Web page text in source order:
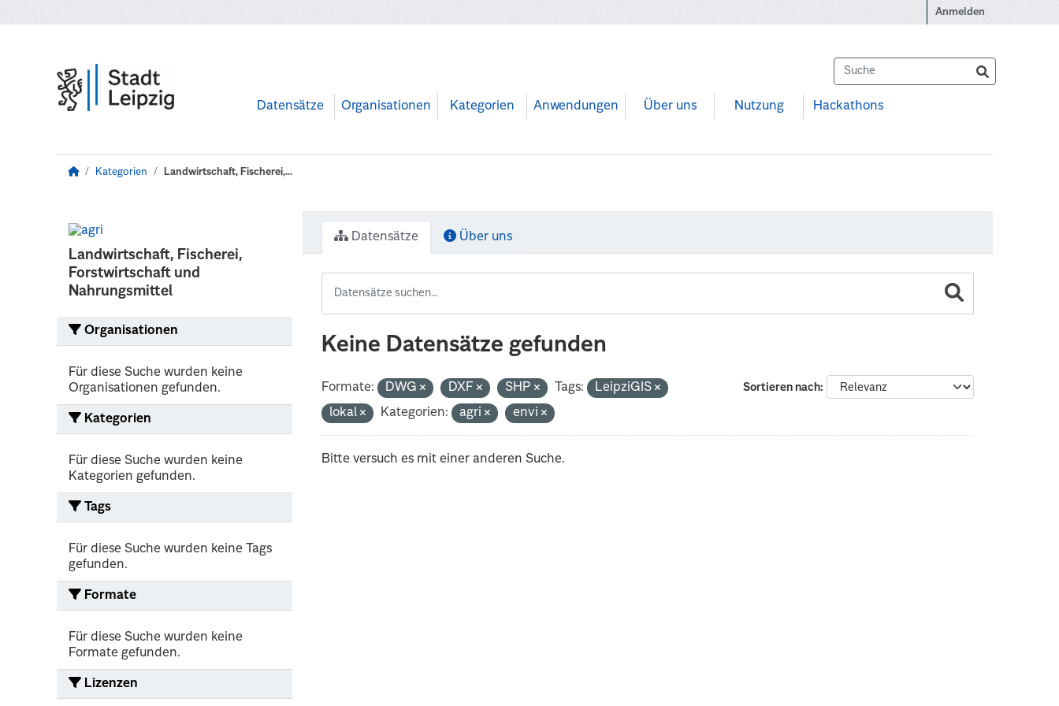
Anmelden
Datensätze Organisationen Kategorien Anwendungen Über uns Nutzung Hackathons
Kategorien Landwirtschaft, Fischerei,...
Landwirtschaft, Fischerei,
Forstwirtschaft und
Nahrungsmittel
Organisationen
Für diese Suche wurden keine
Organisationen gefunden.
Kategorien
Für diese Suche wurden keine
Kategorien gefunden.
Tags
Für diese Suche wurden keine Tags
gefunden.
Formate
Für diese Suche wurden keine
Formate gefunden.
Lizenzen
Datensätze Über uns
Keine Datensätze gefunden
Sortieren nach
Formate: DWG DXF SHP Tags:
LeipziGIS
lokal
Kategorien: agri envi
Bitte versuch es mit einer anderen Suche.